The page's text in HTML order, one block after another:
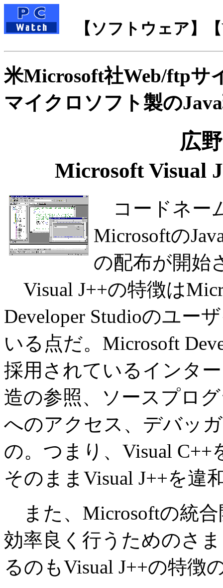
【ソフトウェア】【
米Microsoft社Web/ftpサ
マイクロソフト製の
広
Microsoft Visual
コードネー
Microsoftの
の配布が開始
Visual J++の特徴は
Developer Studioのユー
いる点だ。Microsoft
採用されているインタ
造の参照、ソースプロ
へのアクセス、デバッ
の。つまり、Visual
そのままVisual J++を違
また、Microsoftの統
効率良く行うためのさ
るのもVisual J++の特徴